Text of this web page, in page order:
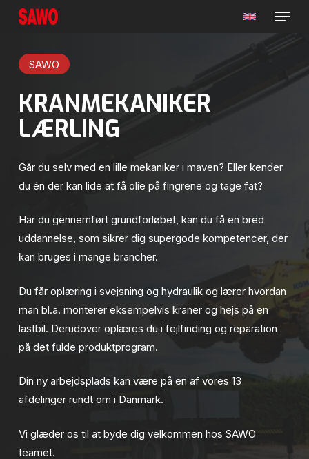
Skip
content
Menu
SAWO
KRANMEKANIKER
LÆRLING
Går du selv med en lille mekaniker i maven? Eller kender
du én der kan lide at få olie på fingrene og tage fat?
Har du gennemført grundforløbet, kan du få en bred
uddannelse, som sikrer dig supergode kompetencer, der
kan bruges i mange brancher.
Du får oplæring i svejsning og hydraulik og lærer hvordan
man bl.a. monterer eksempelvis kraner og hejs på en
lastbil. Derudover oplæres du i fejlfinding og reparation
på det fulde produktprogram.
Din ny arbejdsplads kan være på en af vores 13
afdelinger rundt om i Danmark.
Vi glæder os til at byde dig velkommen hos SAWO
teamet.